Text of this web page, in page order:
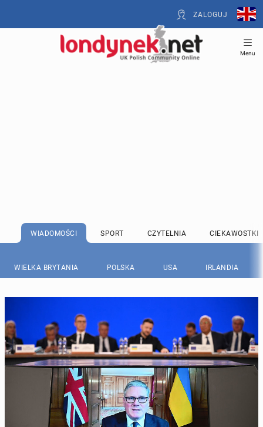
ZALOGUJ
Menu
WIADOMOŚCI SPORT CZYTELNIA CIEKAWOSTKI
WIELKA BRYTANIA POLSKA USA IRLANDIA